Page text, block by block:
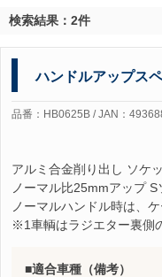
検索結果：2件
ハンドルアップス
品番：HB0625B / JAN：
アルミ合金削り出し ソケ
ノーマル比25mmアップ
ノーマルハンドル時は、
※1車輌はラジエター裏側
適合車種（備考）